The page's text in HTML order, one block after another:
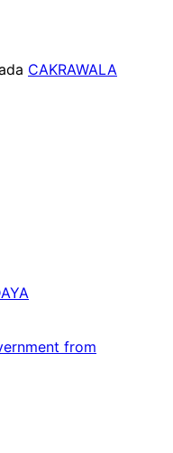
CAKRAWALA
from